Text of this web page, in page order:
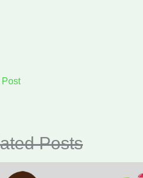
Post
Posts